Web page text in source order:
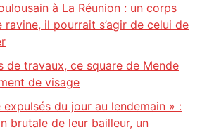
à La Réunion : un corps
ravine, il pourrait s’agir de celui de
de travaux, ce square de Mende
de visage
expulsés du jour au lendemain » :
brutale de leur bailleur, un